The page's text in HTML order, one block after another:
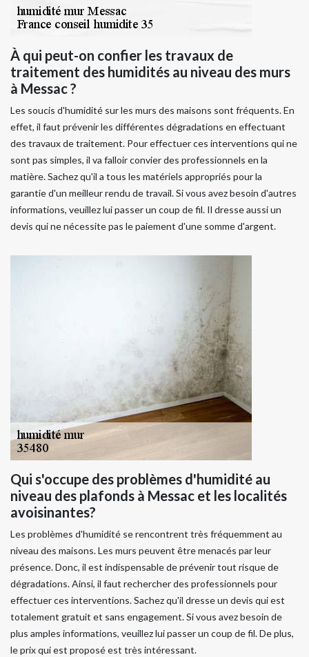
À qui peut-on confier les travaux de
traitement des humidités au niveau des murs
à Messac ?
Les soucis d'humidité sur les murs des maisons sont fréquents. En
effet, il faut prévenir les différentes dégradations en effectuant
des travaux de traitement. Pour effectuer ces interventions qui ne
sont pas simples, il va falloir convier des professionnels en la
matière. Sachez qu'il a tous les matériels appropriés pour la
garantie d'un meilleur rendu de travail. Si vous avez besoin d'autres
informations, veuillez lui passer un coup de fil. Il dresse aussi un
devis qui ne nécessite pas le paiement d'une somme d'argent.
Qui s'occupe des problèmes d'humidité au
niveau des plafonds à Messac et les localités
avoisinantes?
Les problèmes d'humidité se rencontrent très fréquemment au
niveau des maisons. Les murs peuvent être menacés par leur
présence. Donc, il est indispensable de prévenir tout risque de
dégradations. Ainsi, il faut rechercher des professionnels pour
effectuer ces interventions. Sachez qu'il dresse un devis qui est
totalement gratuit et sans engagement. Si vous avez besoin de
plus amples informations, veuillez lui passer un coup de fil. De plus,
le prix qui est proposé est très intéressant.